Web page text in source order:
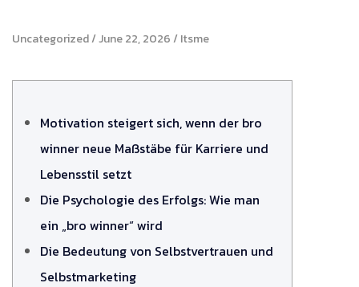
Uncategorized June 22, 2026 Itsme
Motivation steigert sich, wenn der bro
winner neue Maßstäbe für Karriere und
Lebensstil setzt
Die Psychologie des Erfolgs: Wie man
ein „bro winner“ wird
Die Bedeutung von Selbstvertrauen und
Selbstmarketing